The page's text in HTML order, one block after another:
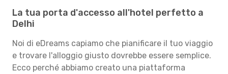
La tua porta d'accesso all'hotel perfetto a
Delhi
Noi di eDreams capiamo che pianificare il tuo viaggio
e trovare l'alloggio giusto dovrebbe essere semplice.
Ecco perché abbiamo creato una piattaforma